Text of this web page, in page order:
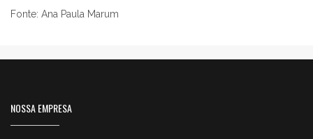
Fonte: Ana Paula Marum
NOSSA EMPRESA